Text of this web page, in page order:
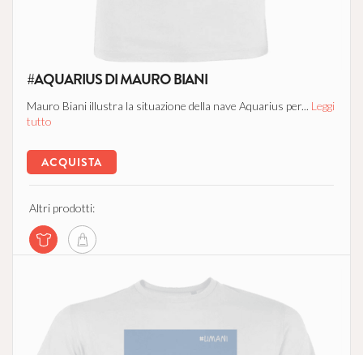
#AQUARIUS DI MAURO BIANI
Mauro Biani illustra la situazione della nave Aquarius per... Leggi
tutto
ACQUISTA
Altri prodotti: